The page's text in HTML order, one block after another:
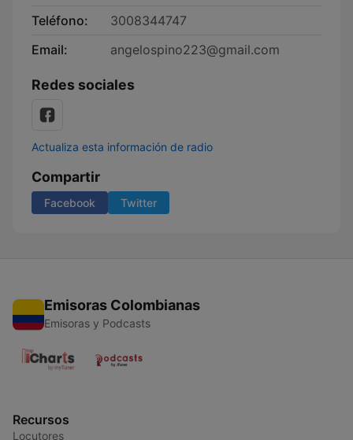
Teléfono:
3008344747
Email:
angelospino223@gmail.com
Redes sociales
Actualiza esta información de radio
Compartir
Facebook Twitter
Emisoras Colombianas
Emisoras y Podcasts
Recursos
Locutores